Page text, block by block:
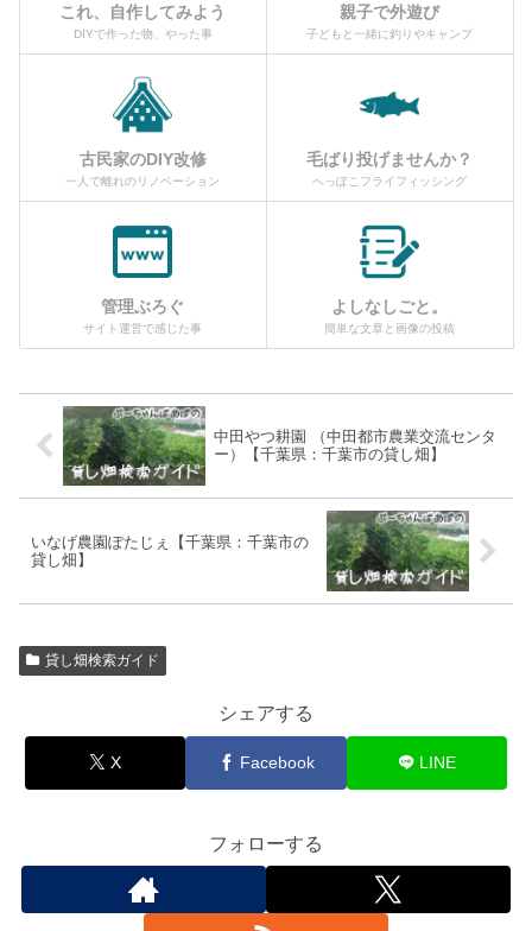
これ、自作してみよう
DIYで作った物、やった事
親子で外遊び
子どもと一緒に釣りやキャンプ
古民家のDIY改修
一人で離れのリノベーション
毛ばり投げませんか？
へっぽこフライフィッシング
管理ぶろぐ
サイト運営で感じた事
よしなしごと。
簡単な文章と画像の投稿
中田やつ耕園 （中田都市農業交流センタ
ー）【千葉県：千葉市の貸し畑】
いなげ農園ぽたじぇ【千葉県：千葉市の
貸し畑】
貸し畑検索ガイド
シェアする
X Facebook LINE
フォローする